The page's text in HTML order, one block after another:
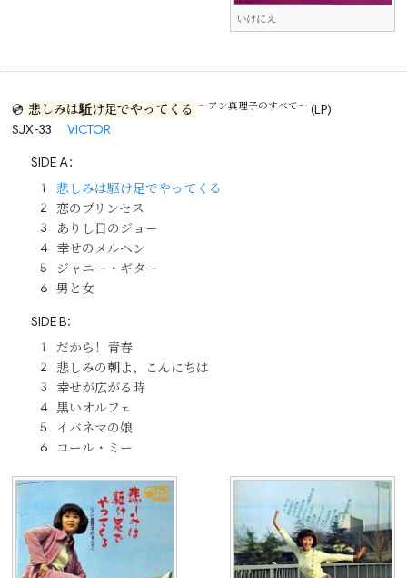
いけにえ
💿 悲しみは駈け足でやってくる ～アン真理子のすべて～ (LP)
SJX-33
VICTOR
SIDE A：
悲しみは駆け足でやってくる
恋のプリンセス
ありし日のジョー
幸せのメルヘン
ジャニー・ギター
男と女
SIDE B：
だから！青春
悲しみの朝よ、こんにちは
幸せが広がる時
黒いオルフェ
イバネマの娘
コール・ミー